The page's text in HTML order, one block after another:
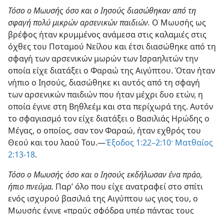
Τόσο ο Μωυσής όσο και ο Ιησούς διασώθηκαν από τη
σφαγή πολύ μικρών αρσενικών παιδιών. Ο Μωυσής ως
βρέφος ήταν κρυμμένος ανάμεσα στις καλαμιές στις
όχθες του Ποταμού Νείλου και έτσι διασώθηκε από τη
σφαγή των αρσενικών μωρών των Ισραηλιτών την
οποία είχε διατάξει ο Φαραώ της Αιγύπτου. Όταν ήταν
νήπιο ο Ιησούς, διασώθηκε κι αυτός από τη σφαγή
των αρσενικών παιδιών που ήταν μέχρι δυο ετών, η
οποία έγινε στη Βηθλεέμ και στα περίχωρά της. Αυτόν
το σφαγιασμό τον είχε διατάξει ο Βασιλιάς Ηρώδης ο
Μέγας, ο οποίος, σαν τον Φαραώ, ήταν εχθρός του
Θεού και του λαού Του.—Έξοδος 1:22–2:10· Ματθαίος
2:13-18.
Τόσο ο Μωυσής όσο και ο Ιησούς εκδήλωσαν ένα πράο,
ήπιο πνεύμα. Παρ’ όλο που είχε ανατραφεί στο σπίτι
ενός ισχυρού βασιλιά της Αιγύπτου ως γιος του, ο
Μωυσής έγινε «πραύς σφόδρα υπέρ πάντας τους